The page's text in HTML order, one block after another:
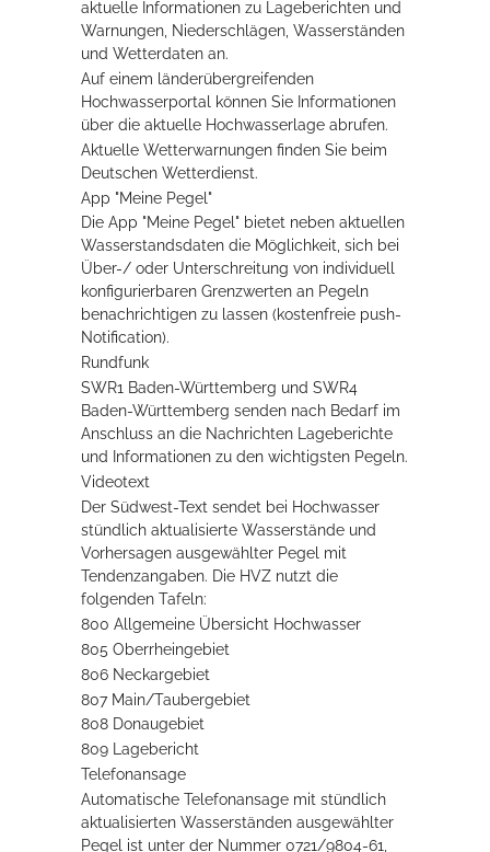
aktuelle Informationen zu Lageberichten und
Warnungen, Niederschlägen, Wasserständen
und Wetterdaten an.
Auf einem länderübergreifenden
Hochwasserportal können Sie Informationen
über die aktuelle Hochwasserlage abrufen.
Aktuelle Wetterwarnungen finden Sie beim
Deutschen Wetterdienst.
App "Meine Pegel"
Die App "Meine Pegel" bietet neben aktuellen
Wasserstandsdaten die Möglichkeit, sich bei
Über-/ oder Unterschreitung von individuell
konfigurierbaren Grenzwerten an Pegeln
benachrichtigen zu lassen (kostenfreie push-
Notification).
Rundfunk
SWR1 Baden-Württemberg und SWR4
Baden-Württemberg senden nach Bedarf im
Anschluss an die Nachrichten Lageberichte
und Informationen zu den wichtigsten Pegeln.
Videotext
Der Südwest-Text sendet bei Hochwasser
stündlich aktualisierte Wasserstände und
Vorhersagen ausgewählter Pegel mit
Tendenzangaben. Die HVZ nutzt die
folgenden Tafeln:
800 Allgemeine Übersicht Hochwasser
805 Oberrheingebiet
806 Neckargebiet
807 Main/Taubergebiet
808 Donaugebiet
809 Lagebericht
Telefonansage
Automatische Telefonansage mit stündlich
aktualisierten Wasserständen ausgewählter
Pegel ist unter der Nummer 0721/9804-61,